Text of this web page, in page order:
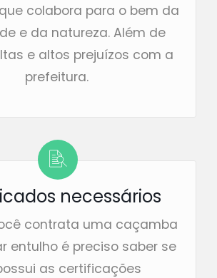
colabora para o bem da
e da natureza. Além de
e altos prejuízos com a
prefeitura.
necessários
contrata uma caçamba
entulho é preciso saber se
as certificações